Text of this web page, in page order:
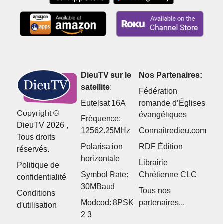
Copyright ©
DieuTV 2026 ,
Tous droits
réservés.
Politique de
confidentialité
Conditions
d'utilisation
DieuTV sur le
satellite:
Eutelsat 16A
Fréquence:
12562.25MHz
Polarisation
horizontale
Symbol Rate:
30MBaud
Modcod: 8PSK
2 3
Nos Partenaires:
Fédération
romande d’Églises
évangéliques
Connaitredieu.com
RDF Édition
Librairie
Chrétienne CLC
Tous nos
partenaires...